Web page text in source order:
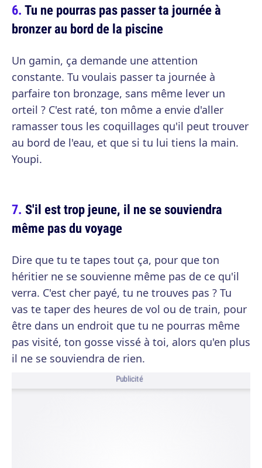
Tu ne pourras pas passer ta journée à
bronzer au bord de la piscine
Un gamin, ça demande une attention
constante. Tu voulais passer ta journée à
parfaire ton bronzage, sans même lever un
orteil ? C'est raté, ton môme a envie d'aller
ramasser tous les coquillages qu'il peut trouver
au bord de l'eau, et que si tu lui tiens la main.
Youpi.
S'il est trop jeune, il ne se souviendra
même pas du voyage
Dire que tu te tapes tout ça, pour que ton
héritier ne se souvienne même pas de ce qu'il
verra. C'est cher payé, tu ne trouves pas ? Tu
vas te taper des heures de vol ou de train, pour
être dans un endroit que tu ne pourras même
pas visité, ton gosse vissé à toi, alors qu'en plus
il ne se souviendra de rien.
Publicité